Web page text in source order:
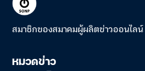
สมาชิกของสมาคมผู้ผลิตข่าวออนไลน์
หมวดข่าว